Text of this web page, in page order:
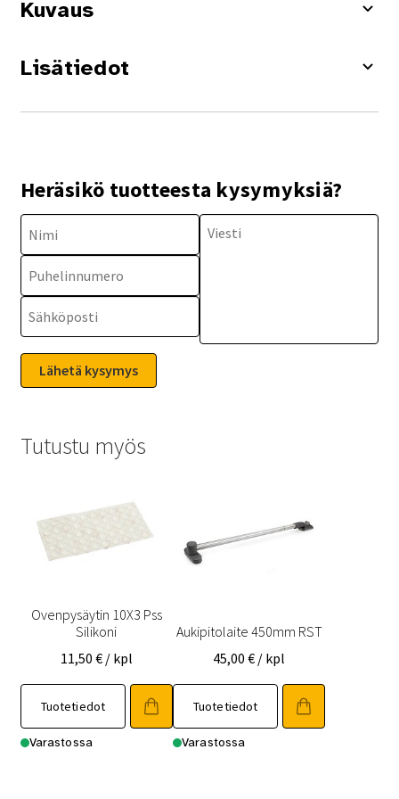
Kuvaus
Lisätiedot
Heräsikö tuotteesta kysymyksiä?
Tutustu myös
Ovenpysäytin 10X3 Pss
Silikoni
11,50 € / kpl
Tuotetiedot
Varastossa
Aukipitolaite 450mm RST
45,00€ / kpl
Tuotetiedot
Varastossa